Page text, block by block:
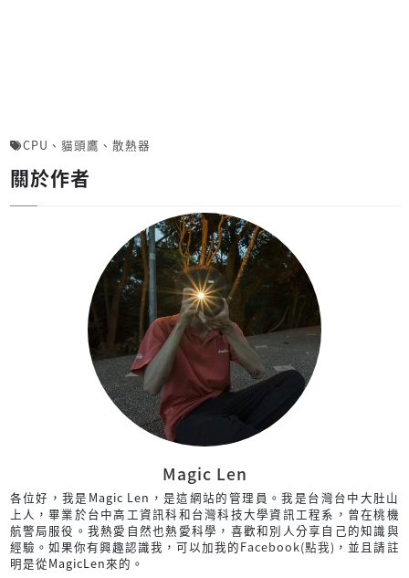
CPU 、 貓頭鷹 、 散熱器
關於作者
Magic Len
各位好，我是Magic Len，是這網站的管理員。我是台灣台中大肚山
上人，畢業於台中高工資訊科和台灣科技大學資訊工程系，曾在桃機
航警局服役。我熱愛自然也熱愛科學，喜歡和別人分享自己的知識與
經驗。如果你有興趣認識我，可以加我的Facebook(點我) ，並且請註
明是從MagicLen來的。